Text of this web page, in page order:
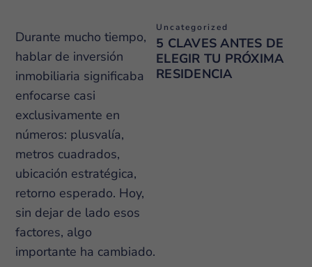
Durante mucho tiempo,
hablar de inversión
inmobiliaria significaba
enfocarse casi
exclusivamente en
números: plusvalía,
metros cuadrados,
ubicación estratégica,
retorno esperado. Hoy,
sin dejar de lado esos
factores, algo
importante ha cambiado.
Uncategorized
5 CLAVES ANTES DE
ELEGIR TU PRÓXIMA
RESIDENCIA